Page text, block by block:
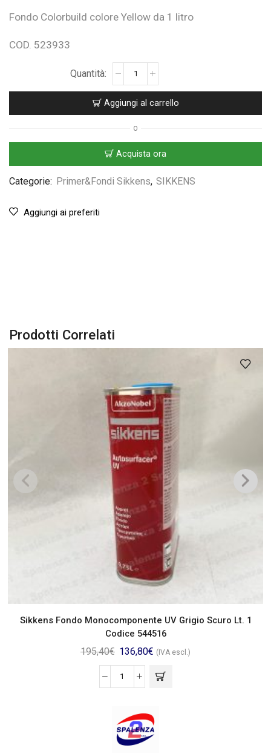
Fondo Colorbuild colore Yellow da 1 litro
COD. 523933
Aggiungi al carrello
O
Acquista ora
Categorie: Primer&Fondi Sikkens, SIKKENS
Aggiungi ai preferiti
Prodotti Correlati
Sikkens Fondo Monocomponente UV Grigio Scuro Lt. 1
Codice 544516
195,40€ 136,80€ (IVA escl.)